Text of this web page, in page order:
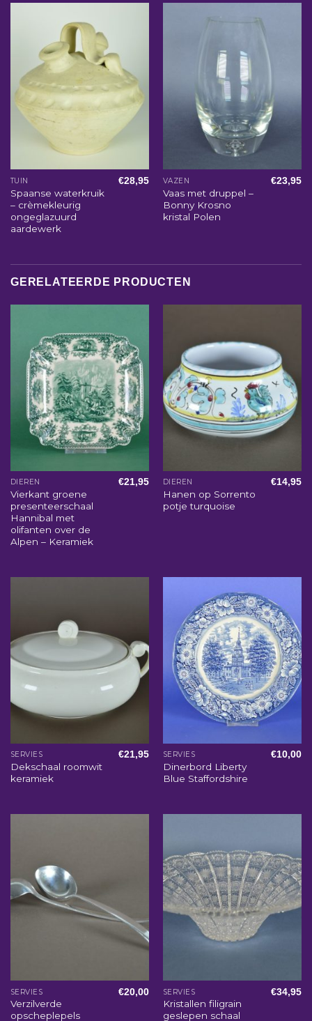
TUIN
Spaanse waterkruik
– crèmekleurig
ongeglazuurd
aardewerk
€28,95 VAZEN
Vaas met druppel –
Bonny Krosno
kristal Polen
€23,95
GERELATEERDE PRODUCTEN
DIEREN
Vierkant groene
presenteerschaal
Hannibal met
olifanten over de
Alpen – Keramiek
€21,95 DIEREN
Hanen op Sorrento
potje turquoise
€14,95
SERVIES
Dekschaal roomwit
keramiek
€21,95 SERVIES
Dinerbord Liberty
Blue Staffordshire
€10,00
SERVIES
Verzilverde
opscheplepels
€20,00 SERVIES
Kristallen filigrain
geslepen schaal
€34,95